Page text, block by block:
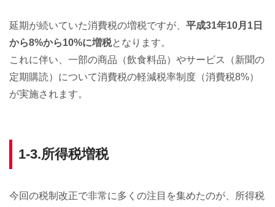
延期が続いていた消費税の増税ですが、 平成31年10月1日
から8%から10%に増税となります。
これに伴い、一部の商品（飲食料品）やサービス（新聞の
定期購読）について消費税の軽減税率制度（消費税8%）
が実施されます。
1-3.所得税増税
今回の税制改正で非常に多くの注目を集めたのが、所得税